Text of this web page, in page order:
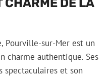
CHARME DE LA
Pourville-sur-Mer est un
charme authentique. Ses
spectaculaires et son